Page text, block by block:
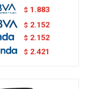
$ 1.883
$ 2.152
$ 2.152
$ 2.421